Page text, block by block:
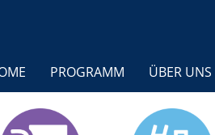
PROGRAMM ÜBER UNS